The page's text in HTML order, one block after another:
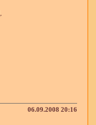
06.09.2008 20:16